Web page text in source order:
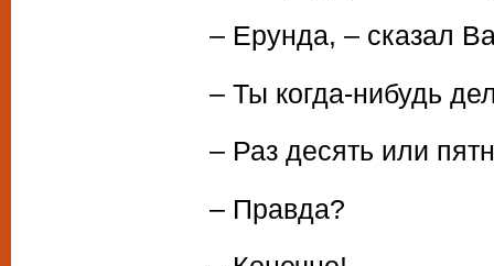
– Ерунда, – сказал
– Ты когда-нибудь
– Раз десять или
– Правда?